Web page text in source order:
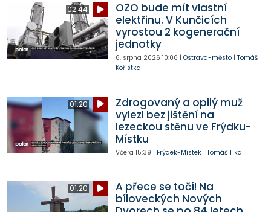
02:44
OZO bude mít vlastní
elektřinu. V Kunčicích
vyrostou 2 kogenerační
jednotky
6. srpna 2026 10:06 | Ostrava-město| Tomáš
Kořistka
01:20
Zdrogovaný a opilý muž
vylezl bez jištění na
lezeckou stěnu ve Frýdku-
Místku
Včera 15:39 | Frýdek-Místek| Tomáš Tikal
01:20
A přece se točí! Na
bíloveckých Nových